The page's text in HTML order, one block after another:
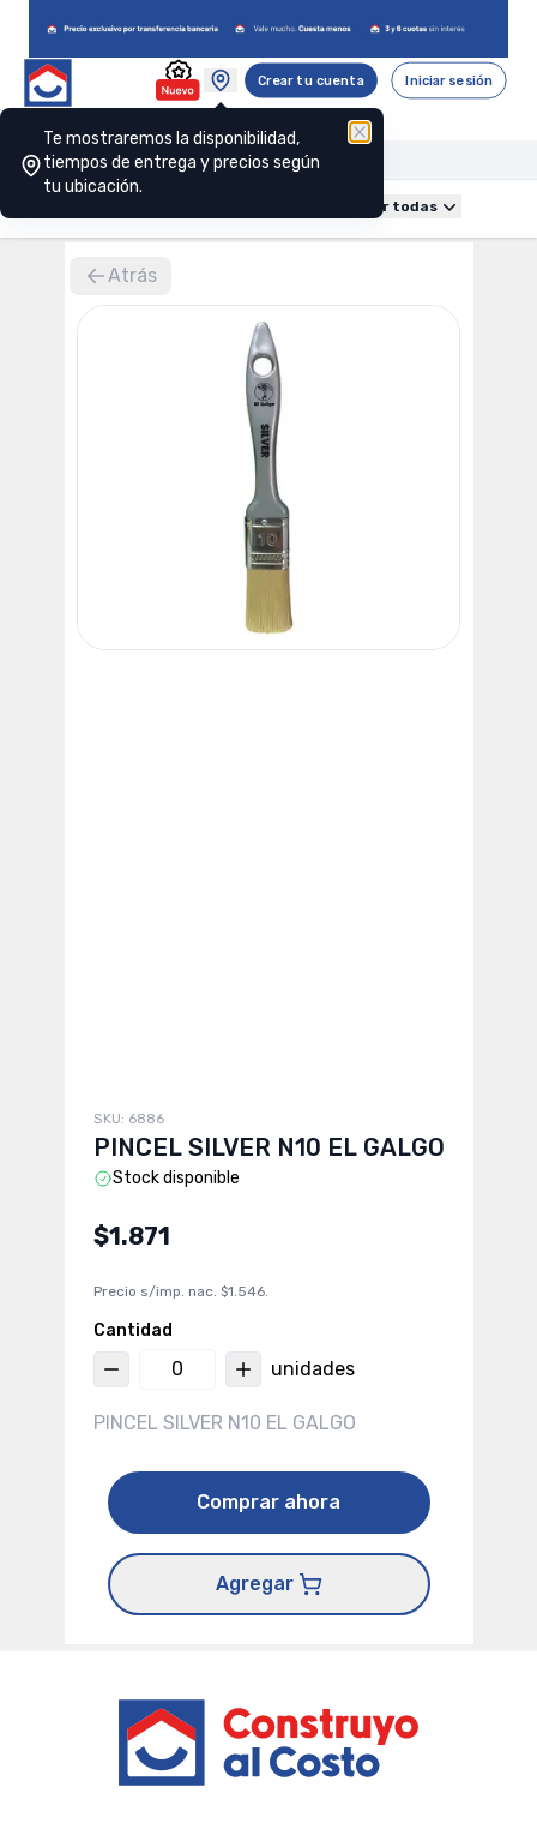
Te mostraremos la disponibilidad,
tiempos de entrega y precios según
tu ubicación.
Crear tu cuenta Iniciar sesión
Ver todas
Atrás
SKU: 6886
PINCEL SILVER N10 EL GALGO
Stock disponible
$1.871
Precio s/imp. nac. $1.546.
Cantidad
unidades
PINCEL SILVER N10 EL GALGO
Comprar ahora
Agregar